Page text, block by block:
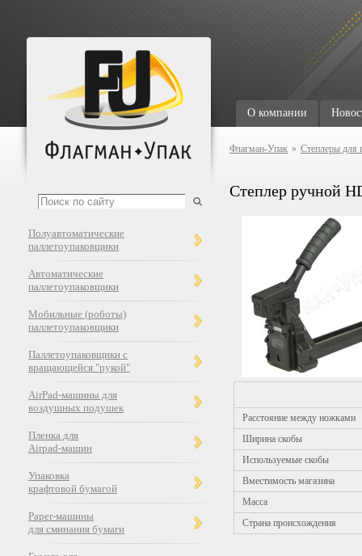
О компании
Полуавтоматические
паллетоупаковщики
Автоматические
паллетоупаковщики
Мобильные (роботы)
паллетоупаковщики
Паллетоупаковщики с
вращающейся "рукой"
AirPad-машины для
воздушных подушек
Пленка для
Airpad-машин
Упаковка
крафтовой бумагой
Paper-машины
для сминания бумаги
Флагман-Упак » Степлеры для
Степлер ручной
Расстояние между ножками
Ширина скобы
Используемые скобы
Вместимость магазина
Масса
Страна происхождения